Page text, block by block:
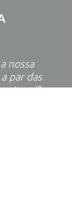
nossa
par das
Legal"